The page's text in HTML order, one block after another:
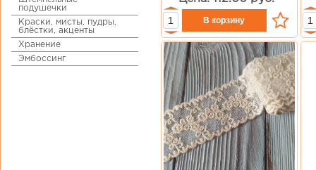
подушечки
Краски, мисты, пудры,
блёстки, акценты
Хранение
Эмбоссинг